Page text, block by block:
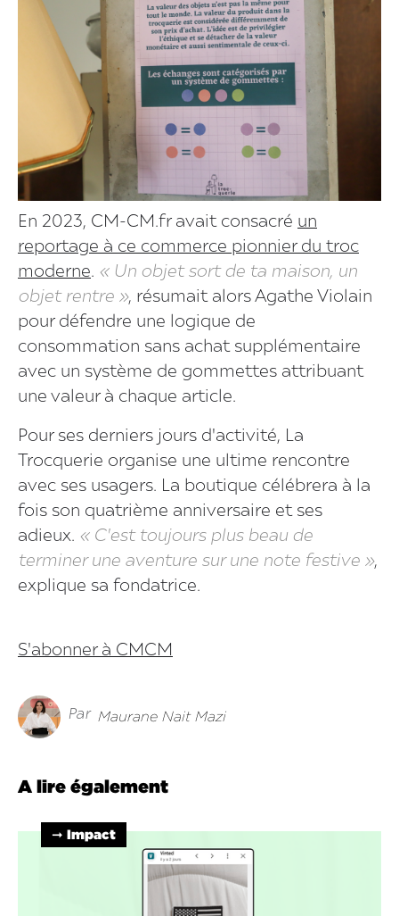
En 2023, CM-CM.fr avait consacré un
reportage à ce commerce pionnier du troc
moderne. « Un objet sort de ta maison, un
objet rentre », résumait alors Agathe Violain
pour défendre une logique de
consommation sans achat supplémentaire
avec un système de gommettes attribuant
une valeur à chaque article.
Pour ses derniers jours d'activité, La
Trocquerie organise une ultime rencontre
avec ses usagers. La boutique célébrera à la
fois son quatrième anniversaire et ses
adieux. « C'est toujours plus beau de
terminer une aventure sur une note festive »,
explique sa fondatrice.
S'abonner à CMCM
Par Maurane Nait Mazi
A lire également
➞ Impact